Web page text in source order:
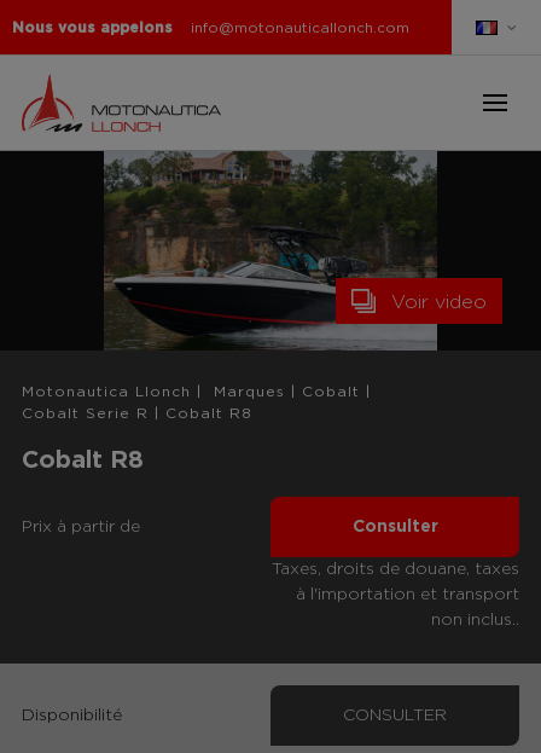
Nous vous appelons info@motonauticallonch.com
Voir video
Motonautica Llonch Marques Cobalt
Cobalt Serie R
Cobalt R8
Cobalt R8
Prix ​​à partir de Consulter
Taxes, droits de douane, taxes
à l'importation et transport
non inclus..
Disponibilité CONSULTER